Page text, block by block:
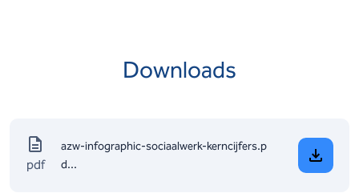
Downloads
pdf
azw-infographic-sociaalwerk-kerncijfers.p
d...